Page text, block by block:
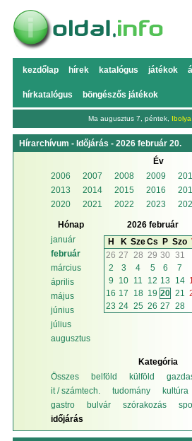
kezdőlap hírek katalógus játékok
hírkatalógus böngészős játékok
Ma augusztus 7, péntek, Ibolya
Hírarchívum - Időjárás - 2026 február 20.
Év
2006
2007 2008 2009
2013
2014 2015 2016
2020
2021 2022 2023
Hónap
január
február
március
április
május
június
július
augusztus
2026 február
H
K SzeCs P Szo
26 27 28 29 30 31
2
3 4 5 6 7
9
10 11 12 13 14
16 17 18 19 20 21
23 24 25 26 27 28
Kategória
Összes
belföld külföld
it / számtech.
tudomány kultúra
gastro
bulvár szórakozás
időjárás